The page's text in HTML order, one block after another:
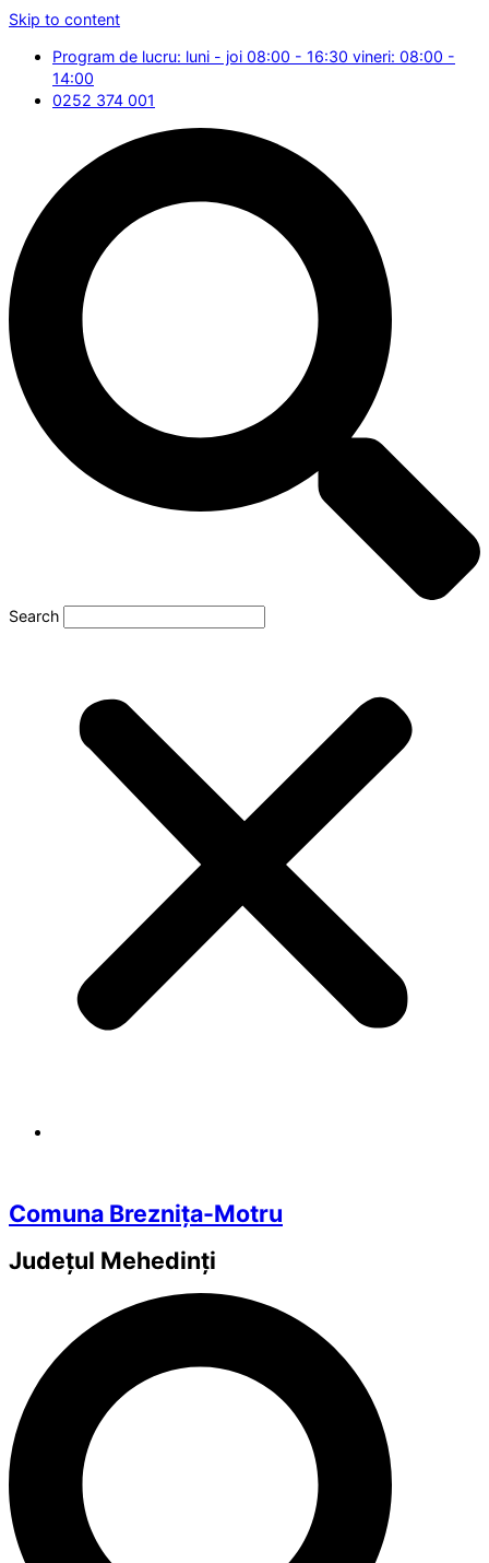
Skip to content
Program de lucru: luni - joi 08:00 - 16:30 vineri: 08:00 -
14:00
0252 374 001
Search
Comuna Breznița-Motru
Județul Mehedinți